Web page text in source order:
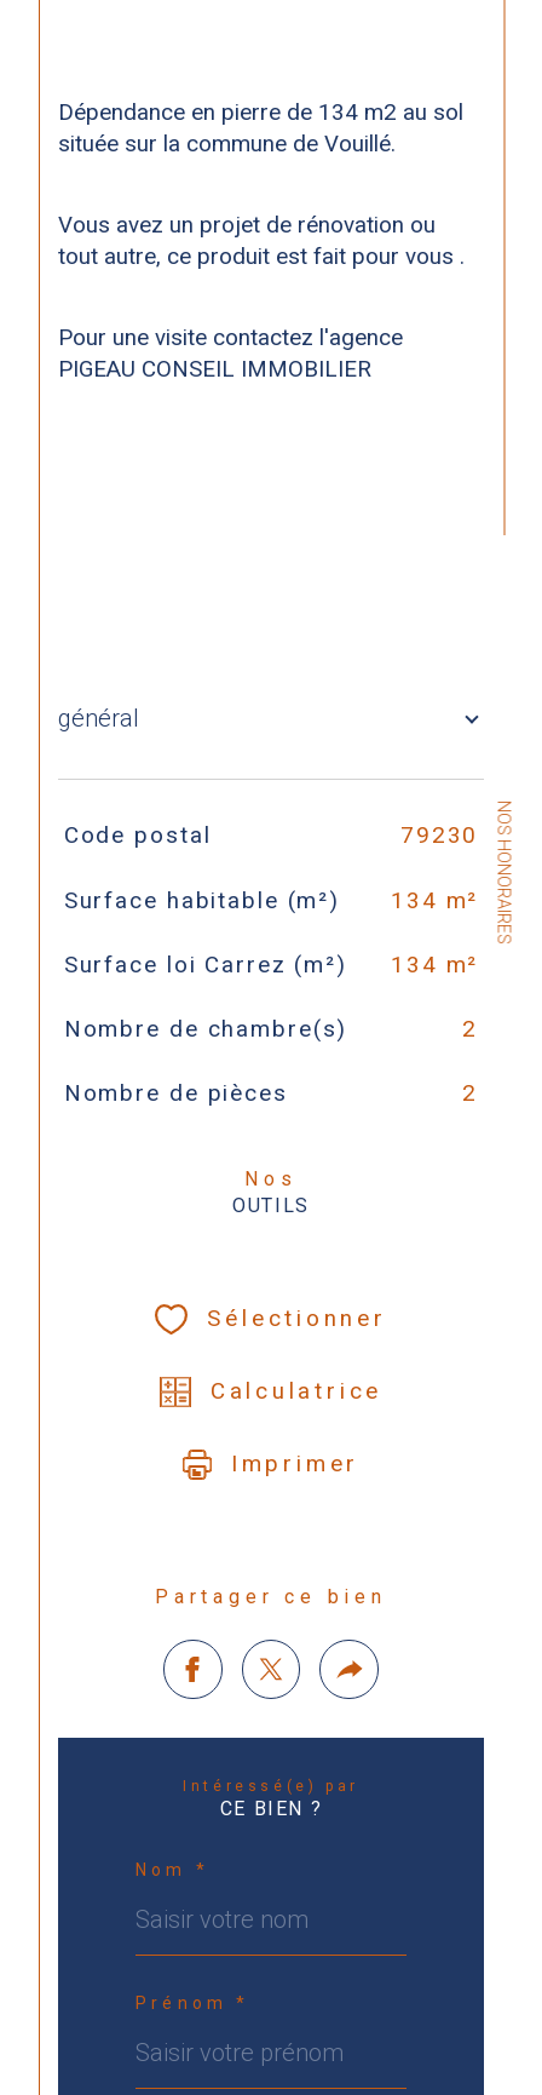
NOS HONORAIRES
Dépendance en pierre de 134 m2 au sol
située sur la commune de Vouillé.
Vous avez un projet de rénovation ou
tout autre, ce produit est fait pour vous .
Pour une visite contactez l'agence
PIGEAU CONSEIL IMMOBILIER
général
TRAD_SIROCCO_Caracteristique Valeurs
Code postal 79230
Surface habitable (m²) 134 m²
Surface loi Carrez (m²) 134 m²
Nombre de chambre(s) 2
Nombre de pièces 2
Nos
OUTILS
Sélectionner
Calculatrice
Imprimer
Partager ce bien
Intéressé(e) par
CE BIEN ?
Nom *
Prénom *